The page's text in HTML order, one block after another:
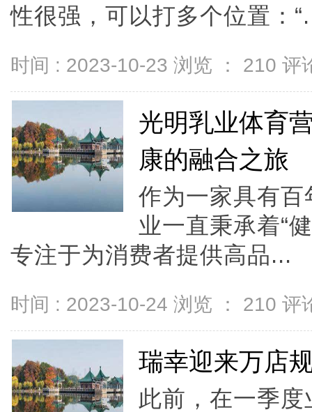
性很强，可以打多个位置：
时间 : 2023-10-23 浏览 ： 210 评
光明乳业体育
康的融合之旅
作为一家具有
业一直秉承着“
专注于为消费者提供高品...
时间 : 2023-10-24 浏览 ： 210 评
瑞幸迎来万店
此前，在一季